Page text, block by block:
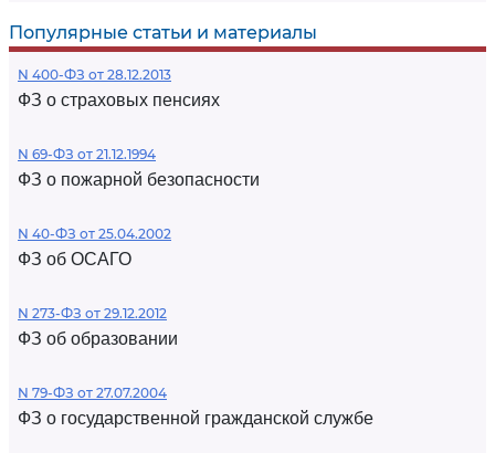
Популярные статьи и материалы
N 400-ФЗ от 28.12.2013
ФЗ о страховых пенсиях
N 69-ФЗ от 21.12.1994
ФЗ о пожарной безопасности
N 40-ФЗ от 25.04.2002
ФЗ об ОСАГО
N 273-ФЗ от 29.12.2012
ФЗ об образовании
N 79-ФЗ от 27.07.2004
ФЗ о государственной гражданской службе